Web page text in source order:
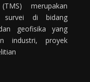
merupakan
survei di bidang
geofisika yang
industri, proyek